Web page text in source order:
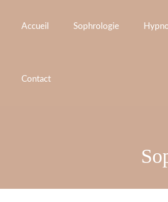
Accueil Sophrologie
Contact